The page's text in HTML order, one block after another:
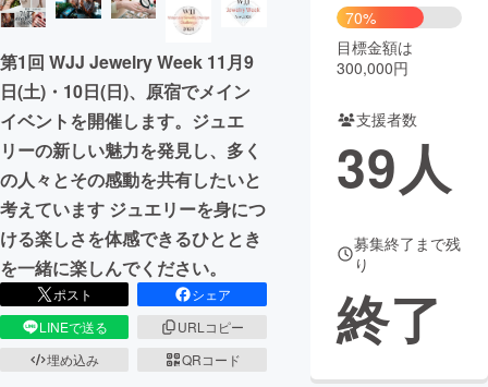
CAMPFIRE for Social Good
CAMPFIRE Creation
CAMPFIREふるさと納税
コミュニティ
第1回 WJJ Jewelry Week 11月9
日(土)・10日(日)、原宿でメイン
イベントを開催します。ジュエ
リーの新しい魅力を発見し、多く
の人々とその感動を共有したいと
考えています ジュエリーを身につ
ける楽しさを体感できるひととき
を一緒に楽しんでください。
ポスト
シェア
LINEで送る
URLコピー
埋め込み
QRコード
70%
目標金額は
300,000円
支援者数
39人
募集終了まで残
り
終了